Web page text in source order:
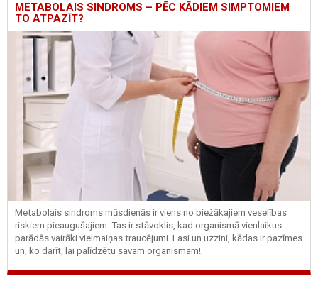
METABOLAIS SINDROMS – PĒC KĀDIEM SIMPTOMIEM
TO ATPAZĪT?
Metabolais sindroms mūsdienās ir viens no biežākajiem veselības
riskiem pieaugušajiem. Tas ir stāvoklis, kad organismā vienlaikus
parādās vairāki vielmaiņas traucējumi. Lasi un uzzini, kādas ir pazīmes
un, ko darīt, lai palīdzētu savam organismam!